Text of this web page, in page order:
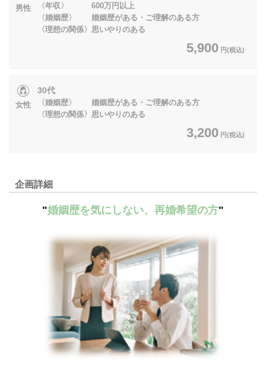
男性
〈年収〉 600万円以上
〈婚姻歴〉 婚姻歴がある・ご理解のある方
〈理想の関係〉思いやりのある
5,900 円(税込)
女性
30代
〈婚姻歴〉 婚姻歴がある・ご理解のある方
〈理想の関係〉思いやりのある
3,200 円(税込)
企画詳細
"婚姻歴を気にしない、再婚希望の方"